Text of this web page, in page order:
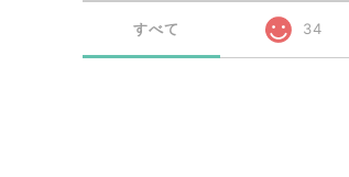
すべて 34